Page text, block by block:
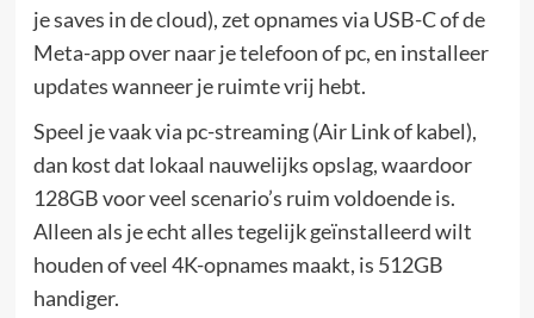
je saves in de cloud), zet opnames via USB-C of de
Meta-app over naar je telefoon of pc, en installeer
updates wanneer je ruimte vrij hebt.
Speel je vaak via pc-streaming (Air Link of kabel),
dan kost dat lokaal nauwelijks opslag, waardoor
128GB voor veel scenario’s ruim voldoende is.
Alleen als je echt alles tegelijk geïnstalleerd wilt
houden of veel 4K-opnames maakt, is 512GB
handiger.